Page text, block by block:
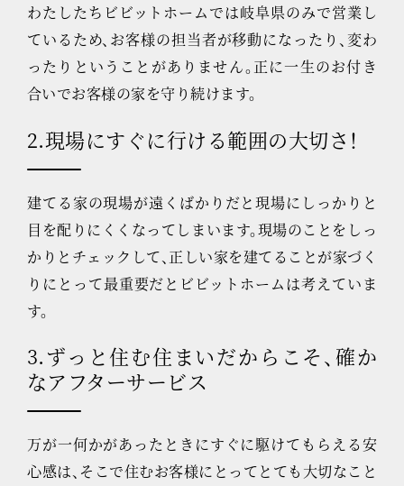
わたしたちビビットホームでは岐阜県のみで営業し
ているため、お客様の担当者が移動になったり、変わ
ったりということがありません。正に一生のお付き
合いでお客様の家を守り続けます。
2.現場にすぐに行ける範囲の大切さ！
建てる家の現場が遠くばかりだと現場にしっかりと
目を配りにくくなってしまいます。現場のことをしっ
かりとチェックして、正しい家を建てることが家づく
りにとって最重要だとビビットホームは考えていま
す。
3.ずっと住む住まいだからこそ、確か
なアフターサービス
万が一何かがあったときにすぐに駆けてもらえる安
心感は、そこで住むお客様にとってとても大切なこと